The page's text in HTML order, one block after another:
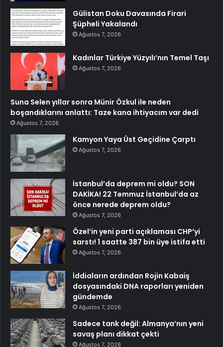
Gülistan Doku Davasında Firari
Şüpheli Yakalandı
Ağustos 7, 2026
Kadınlar Türkiye Yüzyılı’nın Temel Taşı
Ağustos 7, 2026
Suna Selen yıllar sonra Münir Özkul ile neden
boşandıklarını anlattı: Taze kana ihtiyacım var dedi
Ağustos 7, 2026
Kamyon Yaya Üst Geçidine Çarptı
Ağustos 7, 2026
İstanbul’da deprem mi oldu? SON
DAKİKA! 22 Temmuz İstanbul’da az
önce nerede deprem oldu?
Ağustos 7, 2026
Özel’in yeni parti açıklaması CHP’yi
sarstı! 1 saatte 387 bin üye istifa etti
Ağustos 7, 2026
İddiaların ardından Rojin Kabaiş
dosyasındaki DNA raporları yeniden
gündemde
Ağustos 7, 2026
Sadece tank değil: Almanya’nın yeni
savaş planı dikkat çekti
Ağustos 7, 2026